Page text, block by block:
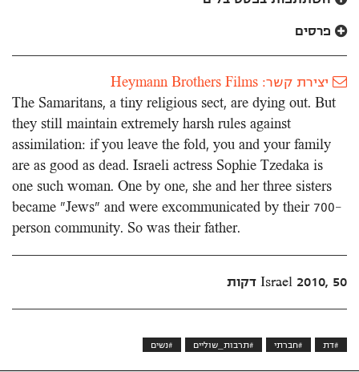
פרסים
יצירת קשר: Heymann Brothers Films
The Samaritans, a tiny religious sect, are dying out. But
they still maintain extremely harsh rules against
assimilation: if you leave the fold, you and your family
are as good as dead. Israeli actress Sophie Tzedaka is
one such woman. One by one, she and her three sisters
became "Jews" and were excommunicated by their 700-
person community. So was their father.
Israel 2010, 50 דקות
#דת #חברתי #תרבות_שוליים #נשים